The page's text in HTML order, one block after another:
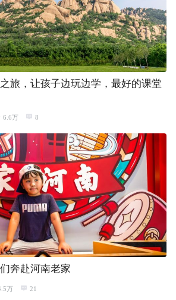
旅，让孩子边玩边学，最好的课堂
6.6万 8
奔赴河南老家
万 21